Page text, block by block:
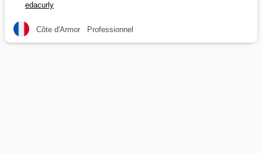
edacurly
Côte d'Armor Professionnel